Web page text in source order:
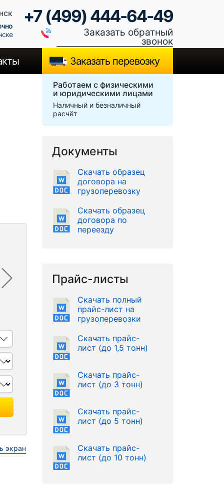
+7 (499) 444-64-49
Заказать обратный
звонок
Заказать перевозку
экран
Работаем с физическими
и юридическими лицами
Наличный и безналичный
расчёт
Документы
Скачать образец
договора на
грузоперевозку
Скачать образец
договора по
переезду
Прайс-листы
Скачать полный
прайс-лист на
грузоперевозки
Скачать прайс-
лист (до 1,5 тонн)
Скачать прайс-
лист (до 3 тонн)
Скачать прайс-
лист (до 5 тонн)
Скачать прайс-
лист (до 10 тонн)